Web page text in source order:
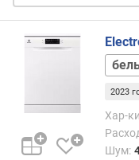
п
р
е
о
е
н
2023
Хар-
Шум: